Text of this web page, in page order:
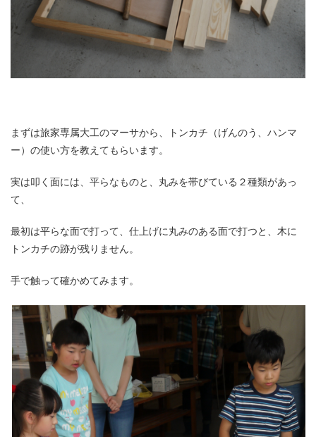
まずは旅家専属大工のマーサから、トンカチ（げんのう、ハンマ
ー）の使い方を教えてもらいます。
実は叩く面には、平らなものと、丸みを帯びている２種類があっ
て、
最初は平らな面で打って、仕上げに丸みのある面で打つと、木に
トンカチの跡が残りません。
手で触って確かめてみます。